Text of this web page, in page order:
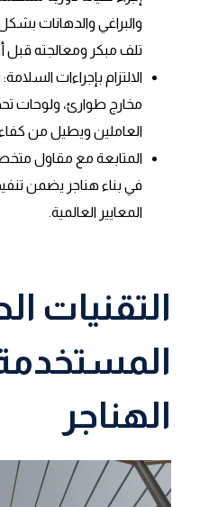
والبراغي والدهانات
تلف مبكر ومعالجته قبل
الالتزام بإجراءات
مخارج طوارئ، ولوحات
العاملين ويطيل من
المتابعة مع مقاول
في بناء هناجر يضمن
المعايير العالمية.
التقنيات
الهناجر